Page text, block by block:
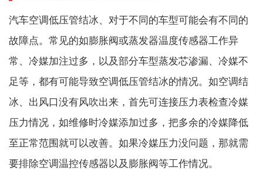
汽车空调低压管结冰、对于不同的车型可能会有不同的
故障点。常见的如膨胀阀或蒸发器温度传感器工作异
常、冷媒加注过多，以及部分车型蒸发芯渗漏、冷媒不
足等，都有可能导致空调低压管结冰的情况。如空调结
冰、出风口没有风吹出来，首先可连接压力表检查冷媒
压力情况，如维修时冷媒添加过多，把多余的冷媒降低
至正常范围就可以改善。如果冷媒压力没问题，那就需
要排除空调温控传感器以及膨胀阀等工作情况。